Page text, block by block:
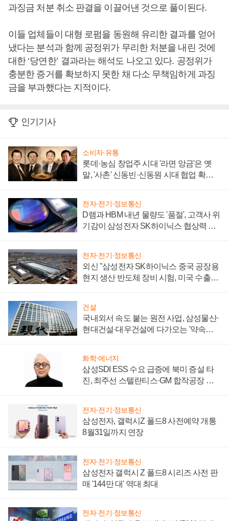
과징금 처분 취소 판결을 이끌어낸 것으로 풀이된다.
이들 업체들이 대형 로펌을 동원해 유리한 결과를 얻어
냈다는 분석과 함께 공정위가 무리한 처분을 내린 것에
대한 ‘당연한’ 결과라는 해석도 나오고 있다. 공정위가
충분한 증거를 확보하지 못한 채 다소 무책임하게 과징
금을 부과했다는 지적이다.
인기기사
소비자·유통
롯데·농심 창업주 시대 '라면 앙금'은 옛
말, '사촌' 신동빈·신동원 시대 협업 확대
전자·전기·정보통신
D램과 HBM 내년 물량도 '품절', 고객사 위
기감이 삼성전자 SK하이닉스 협상력 더
전자·전기·정보통신
외신 "삼성전자 SK하이닉스 중국 공장용
현지 생산 반도체 장비 시험, 미국 수출통
건설
국내외서 속도 붙는 원전 사업, 삼성물산·
현대건설·대우건설에 다가오는 '약속의
화학·에너지
삼성SDI ESS 수요 급증에 북미 증설 타
진, 최주선 스텔란티스·GM 합작공장 건
전자·전기·정보통신
삼성전자, 갤럭시Z 폴드8 사전예약 개통
8월31일까지 연장
전자·전기·정보통신
삼성전자 갤럭시 Z 폴드8 시리즈 사전 판
매 '144만 대' 역대 최대
전자·전기·정보통신